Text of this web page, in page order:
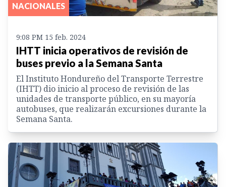
NACIONALES
9:08 PM 15 feb. 2024
IHTT inicia operativos de revisión de
buses previo a la Semana Santa
El Instituto Hondureño del Transporte Terrestre
(IHTT) dio inicio al proceso de revisión de las
unidades de transporte público, en su mayoría
autobuses, que realizarán excursiones durante la
Semana Santa.